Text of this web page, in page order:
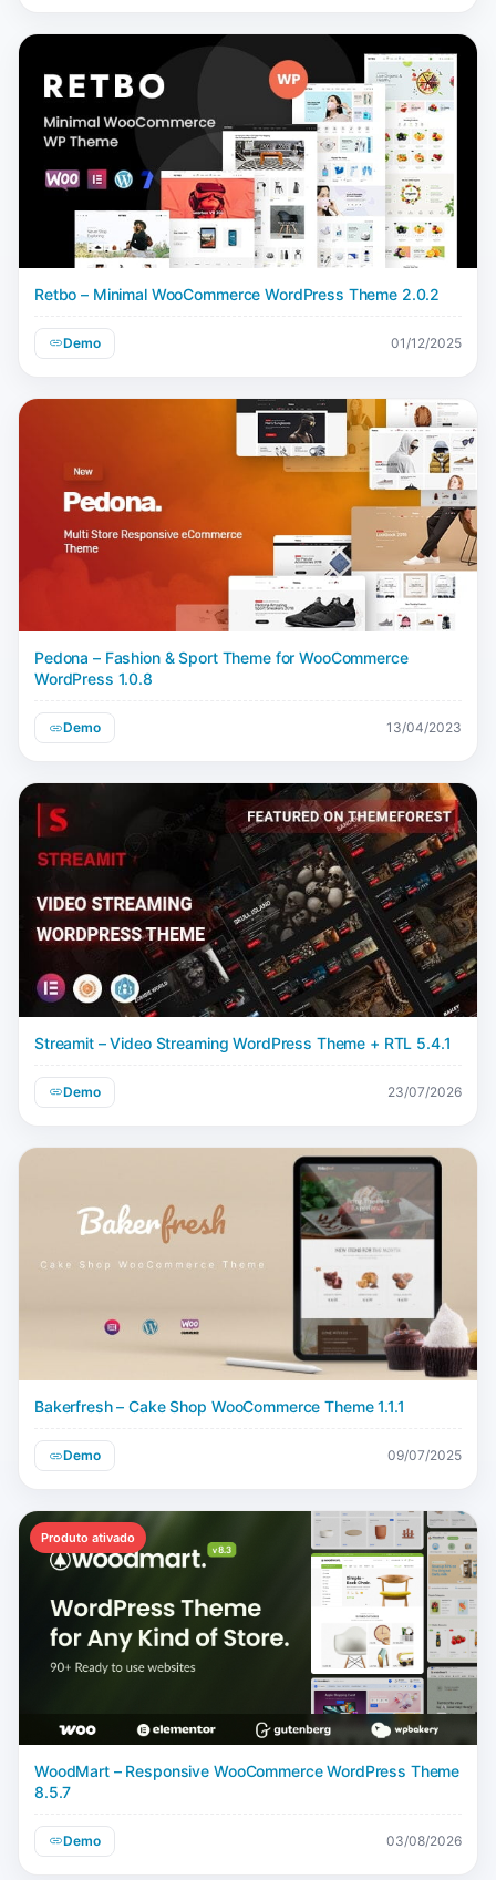
Retbo – Minimal WooCommerce WordPress Theme 2.0.2
Demo 01/12/2025
Pedona – Fashion & Sport Theme for WooCommerce
WordPress 1.0.8
Demo 13/04/2023
Streamit – Video Streaming WordPress Theme + RTL 5.4.1
Demo 23/07/2026
Bakerfresh – Cake Shop WooCommerce Theme 1.1.1
Demo 09/07/2025
Produto ativado
WoodMart – Responsive WooCommerce WordPress Theme
8.5.7
Demo 03/08/2026